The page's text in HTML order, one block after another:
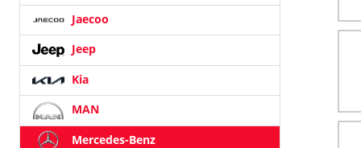
Jaecoo
Jeep
Kia
MAN
Mercedes-Benz